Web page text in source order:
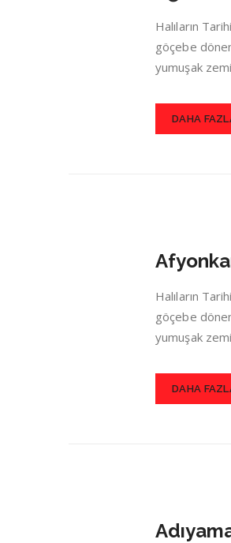
Halıların
göçebe
yumuşak
DAHA
Halıların
göçebe
yumuşak
DAHA